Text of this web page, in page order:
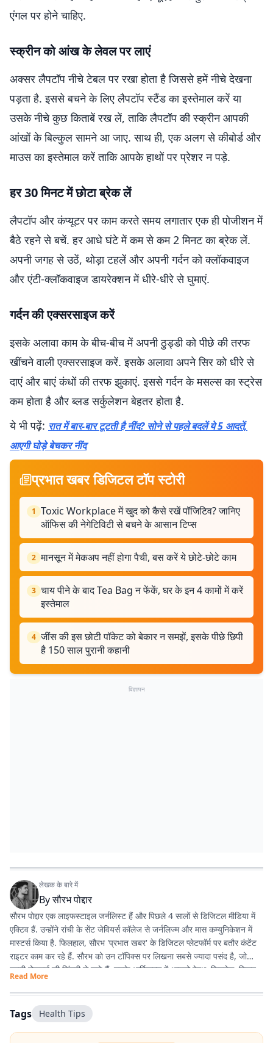
एंगल पर होने चाहिए.
स्क्रीन को आंख के लेवल पर लाएं
अक्सर लैपटॉप नीचे टेबल पर रखा होता है जिससे हमें नीचे देखना
पड़ता है. इससे बचने के लिए लैपटॉप स्टैंड का इस्तेमाल करें या
उसके नीचे कुछ किताबें रख लें, ताकि लैपटॉप की स्क्रीन आपकी
आंखों के बिल्कुल सामने आ जाए. साथ ही, एक अलग से कीबोर्ड और
माउस का इस्तेमाल करें ताकि आपके हाथों पर प्रेशर न पड़े.
हर 30 मिनट में छोटा ब्रेक लें
लैपटॉप और कंप्यूटर पर काम करते समय लगातार एक ही पोजीशन में
बैठे रहने से बचें. हर आधे घंटे में कम से कम 2 मिनट का ब्रेक लें.
अपनी जगह से उठें, थोड़ा टहलें और अपनी गर्दन को क्लॉकवाइज
और एंटी-क्लॉकवाइज डायरेक्शन में धीरे-धीरे से घुमाएं.
गर्दन की एक्सरसाइज करें
इसके अलावा काम के बीच-बीच में अपनी ठुड्डी को पीछे की तरफ
खींचने वाली एक्सरसाइज करें. इसके अलावा अपने सिर को धीरे से
दाएं और बाएं कंधों की तरफ झुकाएं. इससे गर्दन के मसल्स का स्ट्रेस
कम होता है और ब्लड सर्कुलेशन बेहतर होता है.
ये भी पढ़ें: रात में बार-बार टूटती है नींद? सोने से पहले बदलें ये 5 आदतें,
आएगी घोड़े बेचकर नींद
प्रभात खबर डिजिटल टॉप स्टोरी
1 Toxic Workplace में खुद को कैसे रखें पॉजिटिव? जानिए
ऑफिस की नेगेटिविटी से बचने के आसान टिप्स
2 मानसून में मेकअप नहीं होगा पैची, बस करें ये छोटे-छोटे काम
3 चाय पीने के बाद Tea Bag न फेंकें, घर के इन 4 कामों में करें
इस्तेमाल
4 जींस की इस छोटी पॉकेट को बेकार न समझें, इसके पीछे छिपी
है 150 साल पुरानी कहानी
विज्ञापन
लेखक के बारे में
Byसौरभ पोद्दार
सौरभ पोद्दार एक लाइफस्टाइल जर्नलिस्ट हैं और पिछले 4 सालों से डिजिटल मीडिया में
एक्टिव हैं. उन्होंने रांची के सेंट जेवियर्स कॉलेज से जर्नलिज्म और मास कम्युनिकेशन में
मास्टर्स किया है. फिलहाल, सौरभ 'प्रभात खबर' के डिजिटल प्लेटफॉर्म पर बतौर कंटेंट
राइटर काम कर रहे हैं. सौरभ को उन टॉपिक्स पर लिखना सबसे ज्यादा पसंद है, जो
हमारी रोजमर्रा की जिंदगी से जुड़े हैं. उनके आर्टिकल्स में आपको हेल्थ, फिटनेस, स्किन-
हेयर केयर, पेरेंटिंग, हेल्दी रेसिपीज, घरेलू नुस्खे, रिलेशनशिप और वास्तु शास्त्र जैसी
उपयोगी जानकारियां मिलेंगी. फिटनेस और अच्छी सेहत सौरभ की निजी जिंदगी का भी
अहम हिस्सा हैं. वे जिन विषयों पर लिखते हैं, उन्हें अपनी रूटीन में फॉलो भी करते हैं.
उनका मानना है कि जब आप किसी चीज को खुद एक्सपीरियंस करते हैं, तभी दूसरों तक
सही और प्रैक्टिकल जानकारी पहुंचा सकते हैं. उनकी हमेशा यही कोशिश रहती है कि वे
Read More
Tags Health Tips